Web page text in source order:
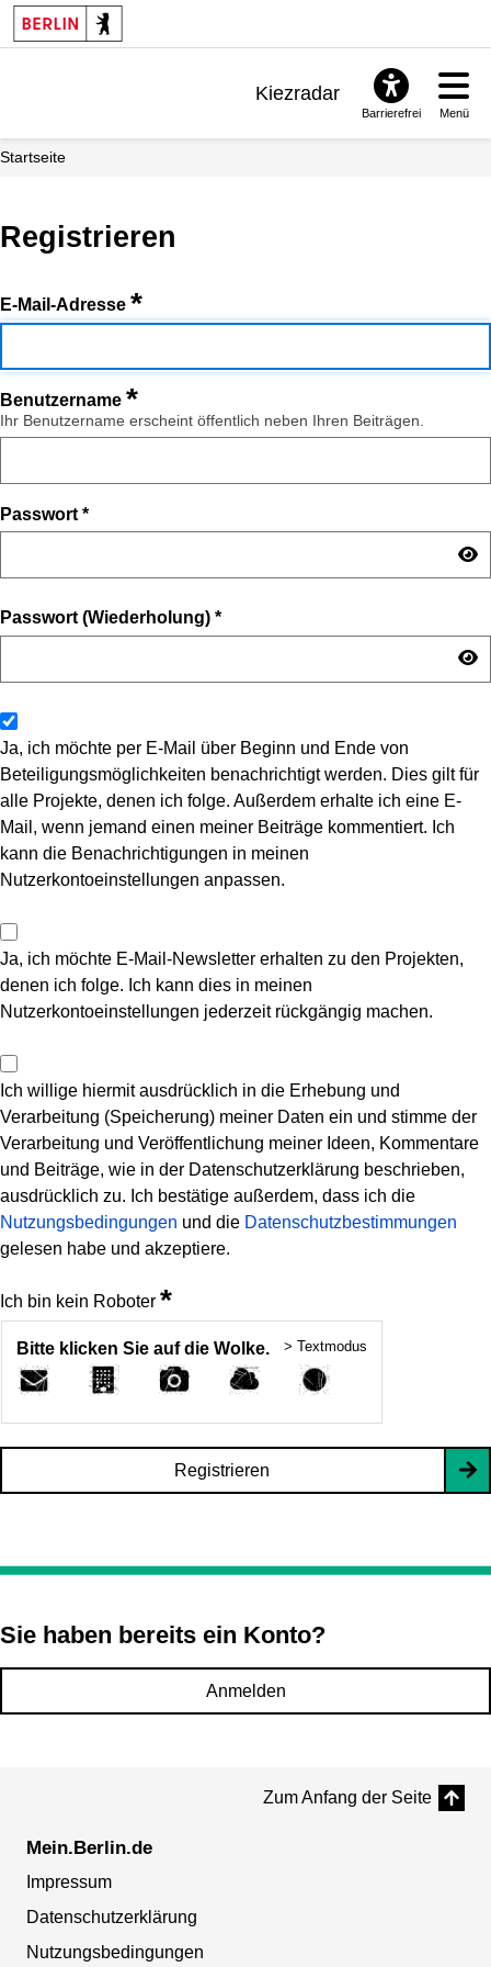
Kiezradar
Barrierefrei Menü
Startseite
Registrieren
E-Mail-Adresse *
Benutzername *
Ihr Benutzername erscheint öffentlich neben Ihren Beiträgen.
Passwort *
Passwort (Wiederholung) *
Ja, ich möchte per E-Mail über Beginn und Ende von
Beteiligungsmöglichkeiten benachrichtigt werden. Dies gilt für
alle Projekte, denen ich folge. Außerdem erhalte ich eine E-
Mail, wenn jemand einen meiner Beiträge kommentiert. Ich
kann die Benachrichtigungen in meinen
Nutzerkontoeinstellungen anpassen.
Ja, ich möchte E-Mail-Newsletter erhalten zu den Projekten,
denen ich folge. Ich kann dies in meinen
Nutzerkontoeinstellungen jederzeit rückgängig machen.
Ich willige hiermit ausdrücklich in die Erhebung und
Verarbeitung (Speicherung) meiner Daten ein und stimme der
Verarbeitung und Veröffentlichung meiner Ideen, Kommentare
und Beiträge, wie in der Datenschutzerklärung beschrieben,
ausdrücklich zu. Ich bestätige außerdem, dass ich die
Nutzungsbedingungen und die Datenschutzbestimmungen
gelesen habe und akzeptiere.
Ich bin kein Roboter *
Bitte klicken Sie auf die Wolke. > Textmodus
Registrieren
Sie haben bereits ein Konto?
Anmelden
Zum Anfang der Seite
Mein.Berlin.de
Impressum
Datenschutzerklärung
Nutzungsbedingungen